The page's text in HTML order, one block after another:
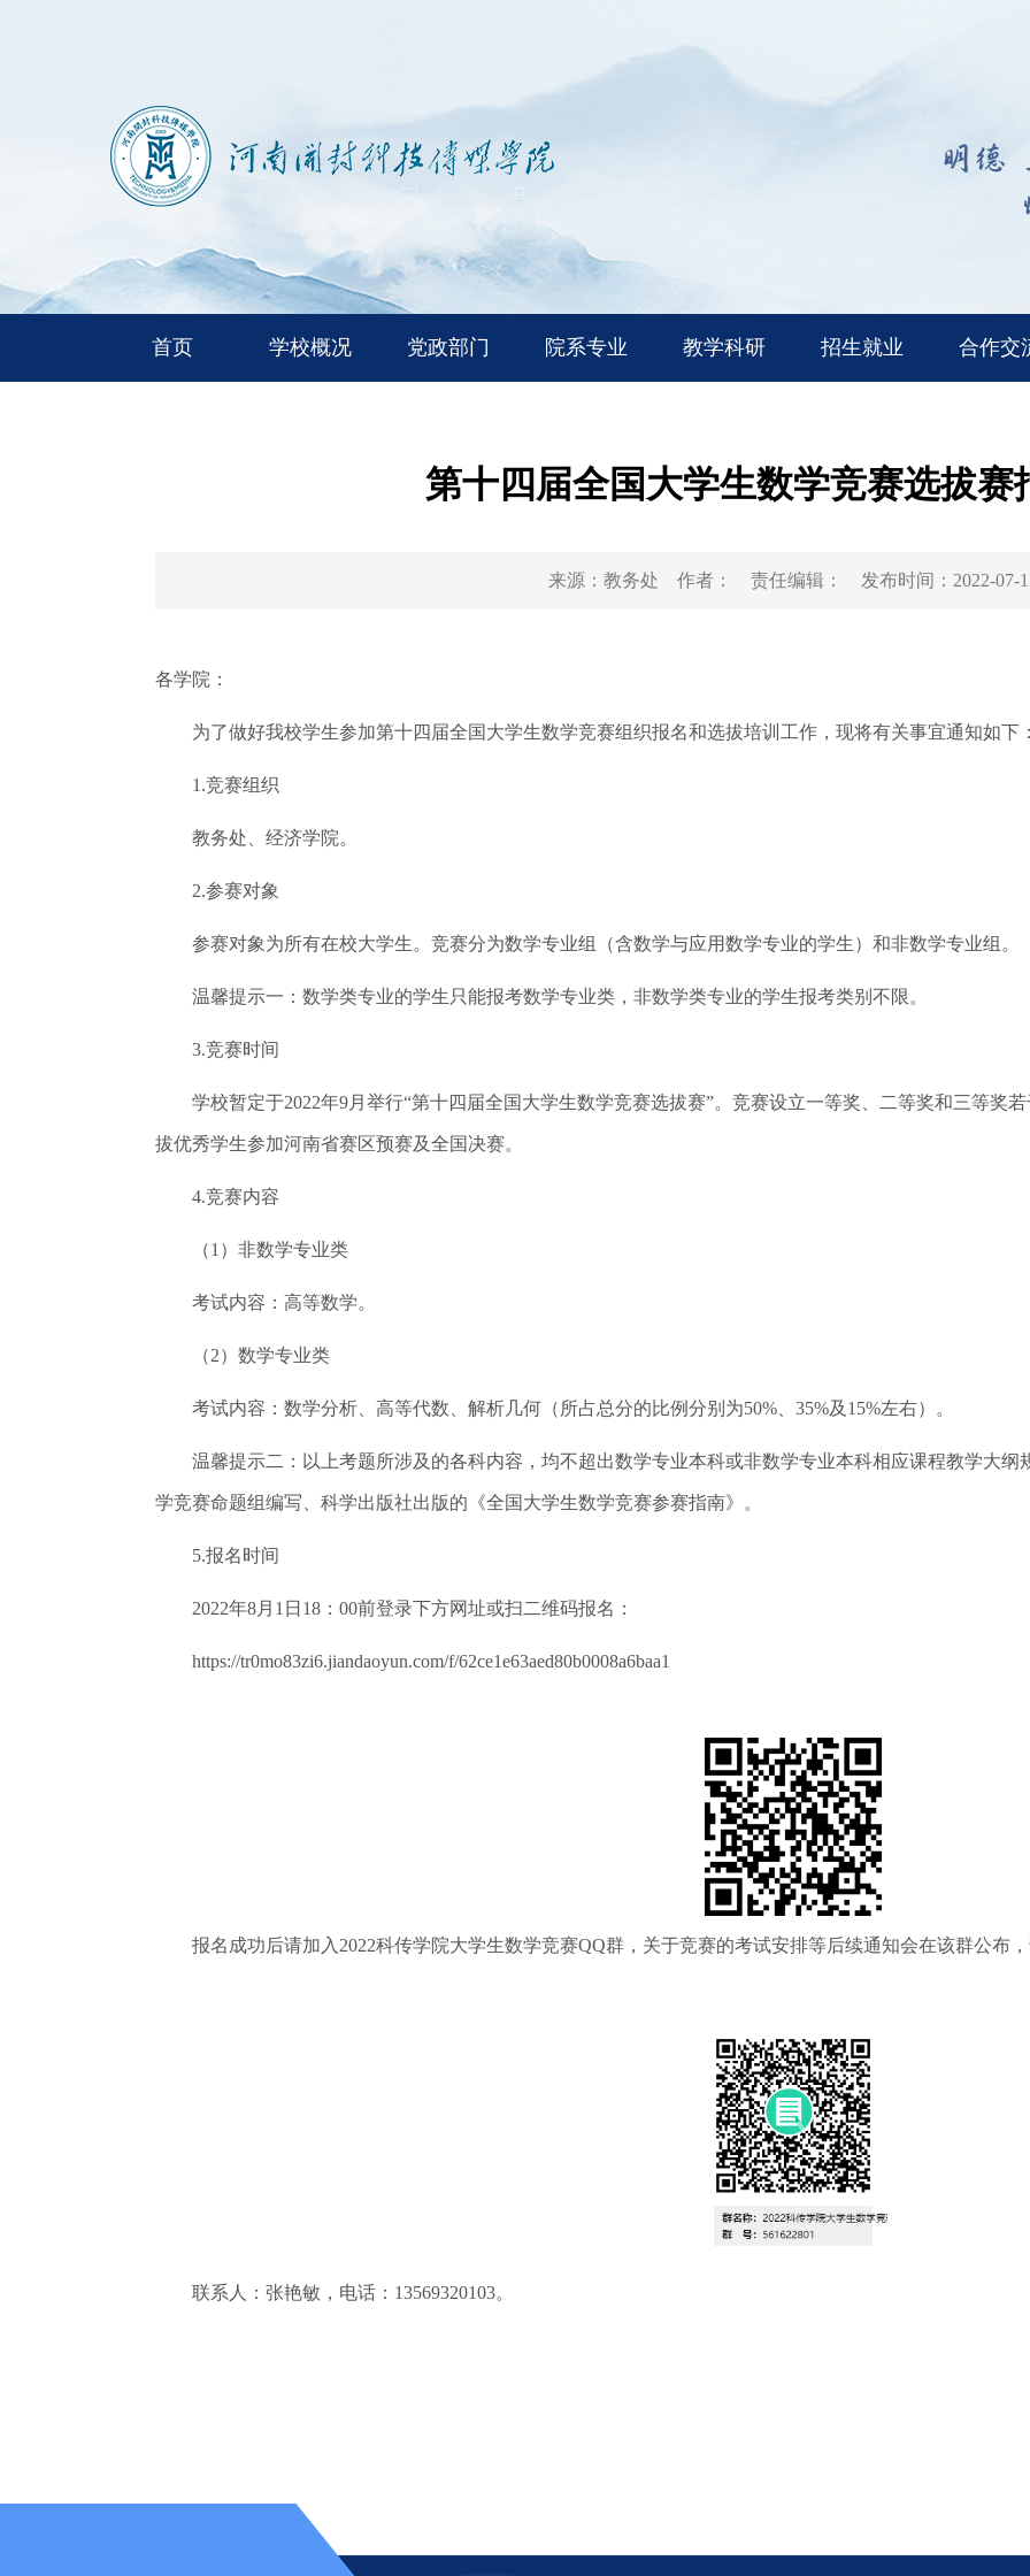
首页 学校概况 党政部门 院系专业 教学科研 招生就业 合作交
第十四届全国大学生数学竞赛选拔赛
来源： 教务处 作者： 责任编辑： 发布时间： 2022-07-
各学院：
为了做好我校学生参加第十四届全国大学生数学竞赛组织报名和选拔培训工作，现将有关事宜通知如下
1.竞赛组织
教务处、经济学院。
2.参赛对象
参赛对象为所有在校大学生。竞赛分为数学专业组（含数学与应用数学专业的学生）和非数学专业组。
温馨提示一：数学类专业的学生只能报考数学专业类，非数学类专业的学生报考类别不限。
3.竞赛时间
学校暂定于2022年9月举行“第十四届全国大学生数学竞赛选拔赛”。竞赛设立一等奖、二等奖和三等奖
拔优秀学生参加河南省赛区预赛及全国决赛。
4.竞赛内容
（1）非数学专业类
考试内容：高等数学。
（2）数学专业类
考试内容：数学分析、高等代数、解析几何（所占总分的比例分别为50%、35%及15%左右）。
温馨提示二：以上考题所涉及的各科内容，均不超出数学专业本科或非数学专业本科相应课程教学大纲
学竞赛命题组编写、科学出版社出版的《全国大学生数学竞赛参赛指南》。
5.报名时间
2022年8月1日18：00前登录下方网址或扫二维码报名：
https://tr0mo83zi6.jiandaoyun.com/f/62ce1e63aed80b0008a6baa1
报名成功后请加入2022科传学院大学生数学竞赛QQ群，关于竞赛的考试安排等后续通知会在该群公布
联系人：张艳敏，电话：13569320103。